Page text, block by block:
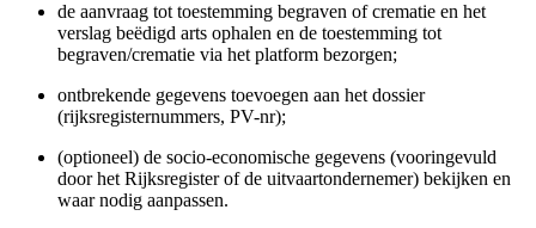
de aanvraag tot toestemming begraven of crematie en het
verslag beëdigd arts ophalen en de toestemming tot
begraven/crematie via het platform bezorgen;
ontbrekende gegevens toevoegen aan het dossier
(rijksregisternummers, PV-nr);
(optioneel) de socio-economische gegevens (vooringevuld
door het Rijksregister of de uitvaartondernemer) bekijken en
waar nodig aanpassen.